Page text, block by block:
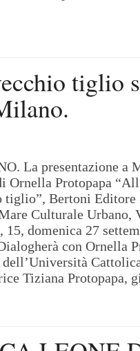
tiglio
La presentazione a
Ornella Protopapa
tiglio”, Bertoni Editore
Culturale Urbano,
15, domenica 27
con Ornella
Tiziana Protopapa,